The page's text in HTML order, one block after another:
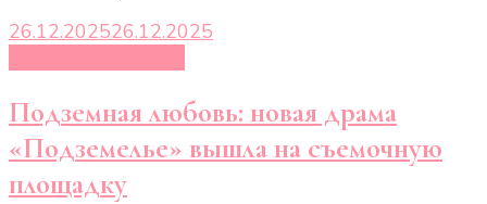
26.12.202526.12.2025
Подземная любовь: новая драма
«Подземелье» вышла на съемочную
площадку